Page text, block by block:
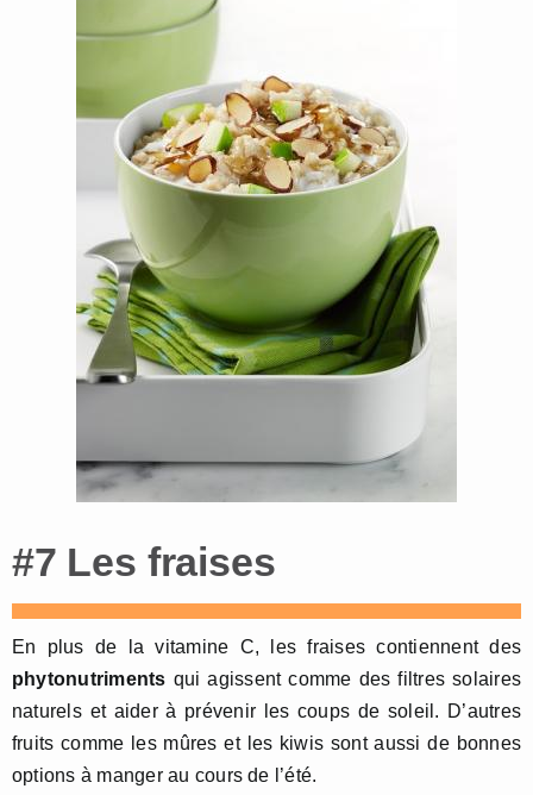
#7 Les fraises
En plus de la vitamine C, les fraises contiennent des
phytonutriments qui agissent comme des filtres solaires
naturels et aider à prévenir les coups de soleil. D’autres
fruits comme les mûres et les kiwis sont aussi de bonnes
options à manger au cours de l’été.